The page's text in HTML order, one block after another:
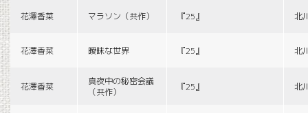
花澤香菜 マラソン（共作） 『25』 北
花澤香菜 曖昧な世界 『25』 北
花澤香菜
真夜中の秘密会議
（共作）
『25』 北